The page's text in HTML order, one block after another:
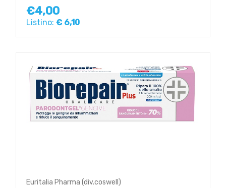
€4,00
Listino: € 6,10
Euritalia Pharma (div.coswell)